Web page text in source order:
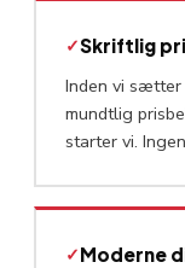
✓Skriftlig
Inden vi
mundtlig
starter vi.
✓Moderne